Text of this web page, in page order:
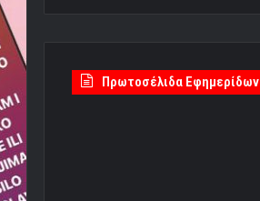
Πρωτοσέλιδα Εφημερίδων